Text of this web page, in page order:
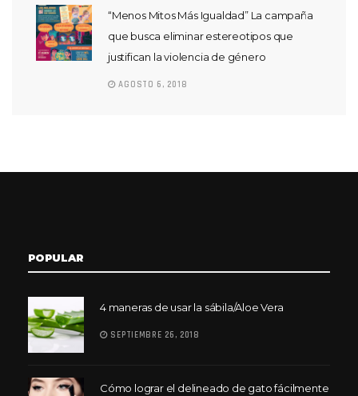
“Menos Mitos Más Igualdad” La campaña
que busca eliminar estereotipos que
justifican la violencia de género
AGOSTO 6, 2018
POPULAR
4 maneras de usar la sábila/Aloe Vera
SEPTIEMBRE 26, 2018
Cómo lograr el delineado de gato fácilmente